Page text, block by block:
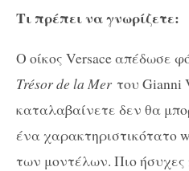
Τι πρέπει να γνωρίζετε:
Ο οίκος Versace απέδωσε
Trésor de la Mer του Gianni
καταλαβαίνετε δεν θα
ένα χαρακτηριστικότατο
των μοντέλων. Πιο